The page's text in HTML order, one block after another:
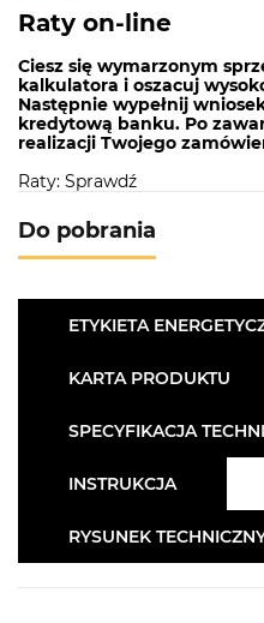
Raty on-line
Ciesz się wymarzonym
kalkulatora i oszacuj
Następnie wypełnij
kredytową banku. Po
realizacji Twojego
Raty: Sprawdź
Do pobrania
ETYKIETA
KARTA PRODUKTU
SPECYFIKACJA
INSTRUKCJA
RYSUNEK